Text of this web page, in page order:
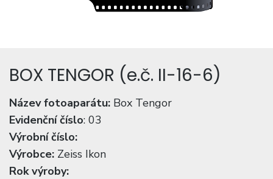
BOX TENGOR (e.č. II-16-6)
Název fotoaparátu: Box Tengor
Evidenční číslo: 03
Výrobní číslo:
Výrobce: Zeiss Ikon
Rok výroby: